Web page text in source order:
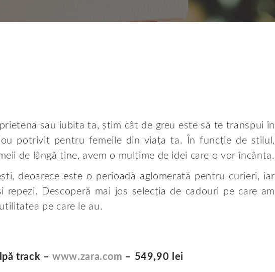
sau iubita ta, știm cât de greu este să te transpui în
potrivit pentru femeile din viața ta. În funcție de stilul,
de lângă tine, avem o mulțime de idei care o vor încânta.
deoarece este o perioadă aglomerată pentru curieri, iar
repezi. Descoperă mai jos selecția de cadouri pe care am
pe care le au.
track –www.zara.com – 549,90 lei